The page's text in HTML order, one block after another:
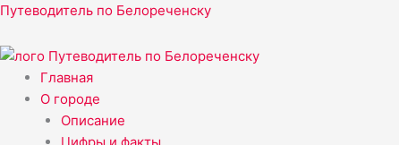
Перейти
содержимому
Путеводитель по Белореченску
Меню
Главная
О городе
Описание
Прокрутка
вверх